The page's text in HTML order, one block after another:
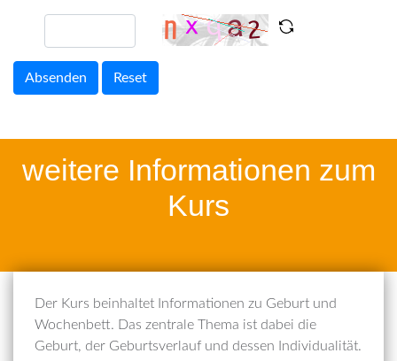
Absenden Reset
weitere Informationen zum
Kurs
Der Kurs beinhaltet Informationen zu Geburt und
Wochenbett. Das zentrale Thema ist dabei die
Geburt, der Geburtsverlauf und dessen Individualität.